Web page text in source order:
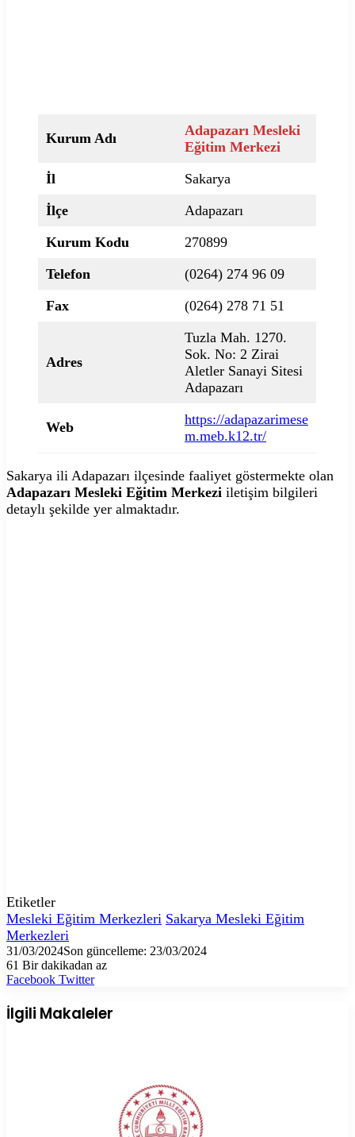
Kurum Adı
Adapazarı Mesleki
Eğitim Merkezi
İl
Sakarya
İlçe
Adapazarı
Kurum Kodu
270899
Telefon
(0264) 274 96 09
Fax
(0264) 278 71 51
Adres
Tuzla Mah. 1270.
Sok. No: 2 Zirai
Aletler Sanayi Sitesi
Adapazarı
Web
https://adapazarimese
m.meb.k12.tr/
Sakarya ili Adapazarı ilçesinde faaliyet göstermekte olan
Adapazarı Mesleki Eğitim Merkezi iletişim bilgileri
detaylı şekilde yer almaktadır.
Etiketler
Mesleki Eğitim Merkezleri Sakarya Mesleki Eğitim
Merkezleri
31/03/2024Son güncelleme: 23/03/2024
61 Bir dakikadan az
Facebook TwitterLinkedIn
Tumblr
Pinterest
Reddit
VKontakte
E-
ile
paylaş
Yazdır
İlgili Makaleler